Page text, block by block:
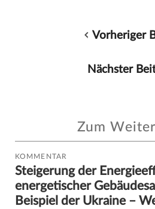
Vorheriger
Nächster
Zum
KOMMENTAR
Steigerung der
energetischer
Beispiel der Ukraine –